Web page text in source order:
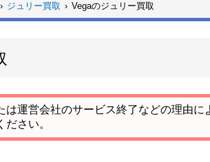
ジュリー買取 Vegaのジュリー買取
は運営会社のサービス終了などの理由
さい。